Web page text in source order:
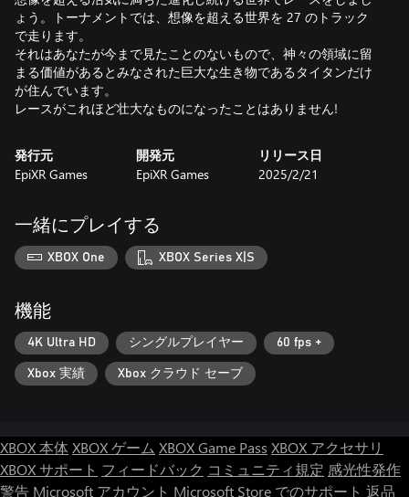
ょう。トーナメントでは、想像を超える世界を 27 のトラック
で走ります。
それはあなたが今まで見たことのないもので、神々の領域に留
まる価値があるとみなされた巨大な生き物であるタイタンだけ
が住んでいます。
レースがこれほど壮大なものになったことはありません!
発行元
EpiXR Games
開発元
EpiXR Games
リリース日
2025/2/21
一緒にプレイする
XBOX One XBOX Series X|S
機能
4K Ultra HD シングルプレイヤー 60 fps +
Xbox 実績 Xbox クラウド セーブ
XBOX 本体XBOX ゲーム XBOX Game Pass XBOX アクセサリ
XBOX サポート フィードバック コミュニティ規定 感光性発作
警告 Microsoft アカウント Microsoft Store でのサポート 返品